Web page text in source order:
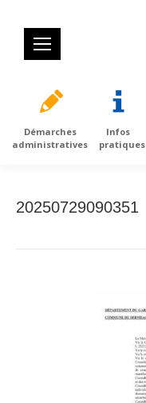
Démarches
administratives
Infos
pratiques
20250729090351